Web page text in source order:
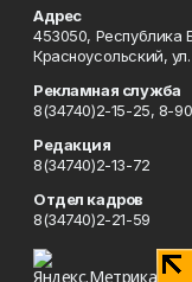
Адрес
453050, Республика
Красноусольский,
Рекламная служба
8(34740)2-15-25, 8-
Редакция
8(34740)2-13-72
Отдел кадров
8(34740)2-21-59